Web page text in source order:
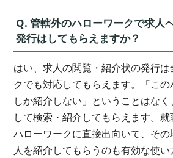
Q. 管轄外のハローワークで求人
発行はしてもらえますか？
はい、求人の閲覧・紹介状の発行
クでも対応してもらえます。「こ
しか紹介しない」ということはな
して検索・紹介してもらえます。
ハローワークに直接出向いて、そ
人を紹介してもらうのも有効な使い